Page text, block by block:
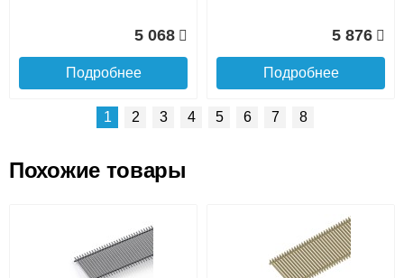
до подъезда
5 068
Подробнее
5 876
Подробнее
поперечная itermic
SGL.800.400 цвета
Решетка алюминиевая
поперечная itermic
SGL.900.160 цвета
шампань
1 2 3 4 5 6 7 8
Похожие товары